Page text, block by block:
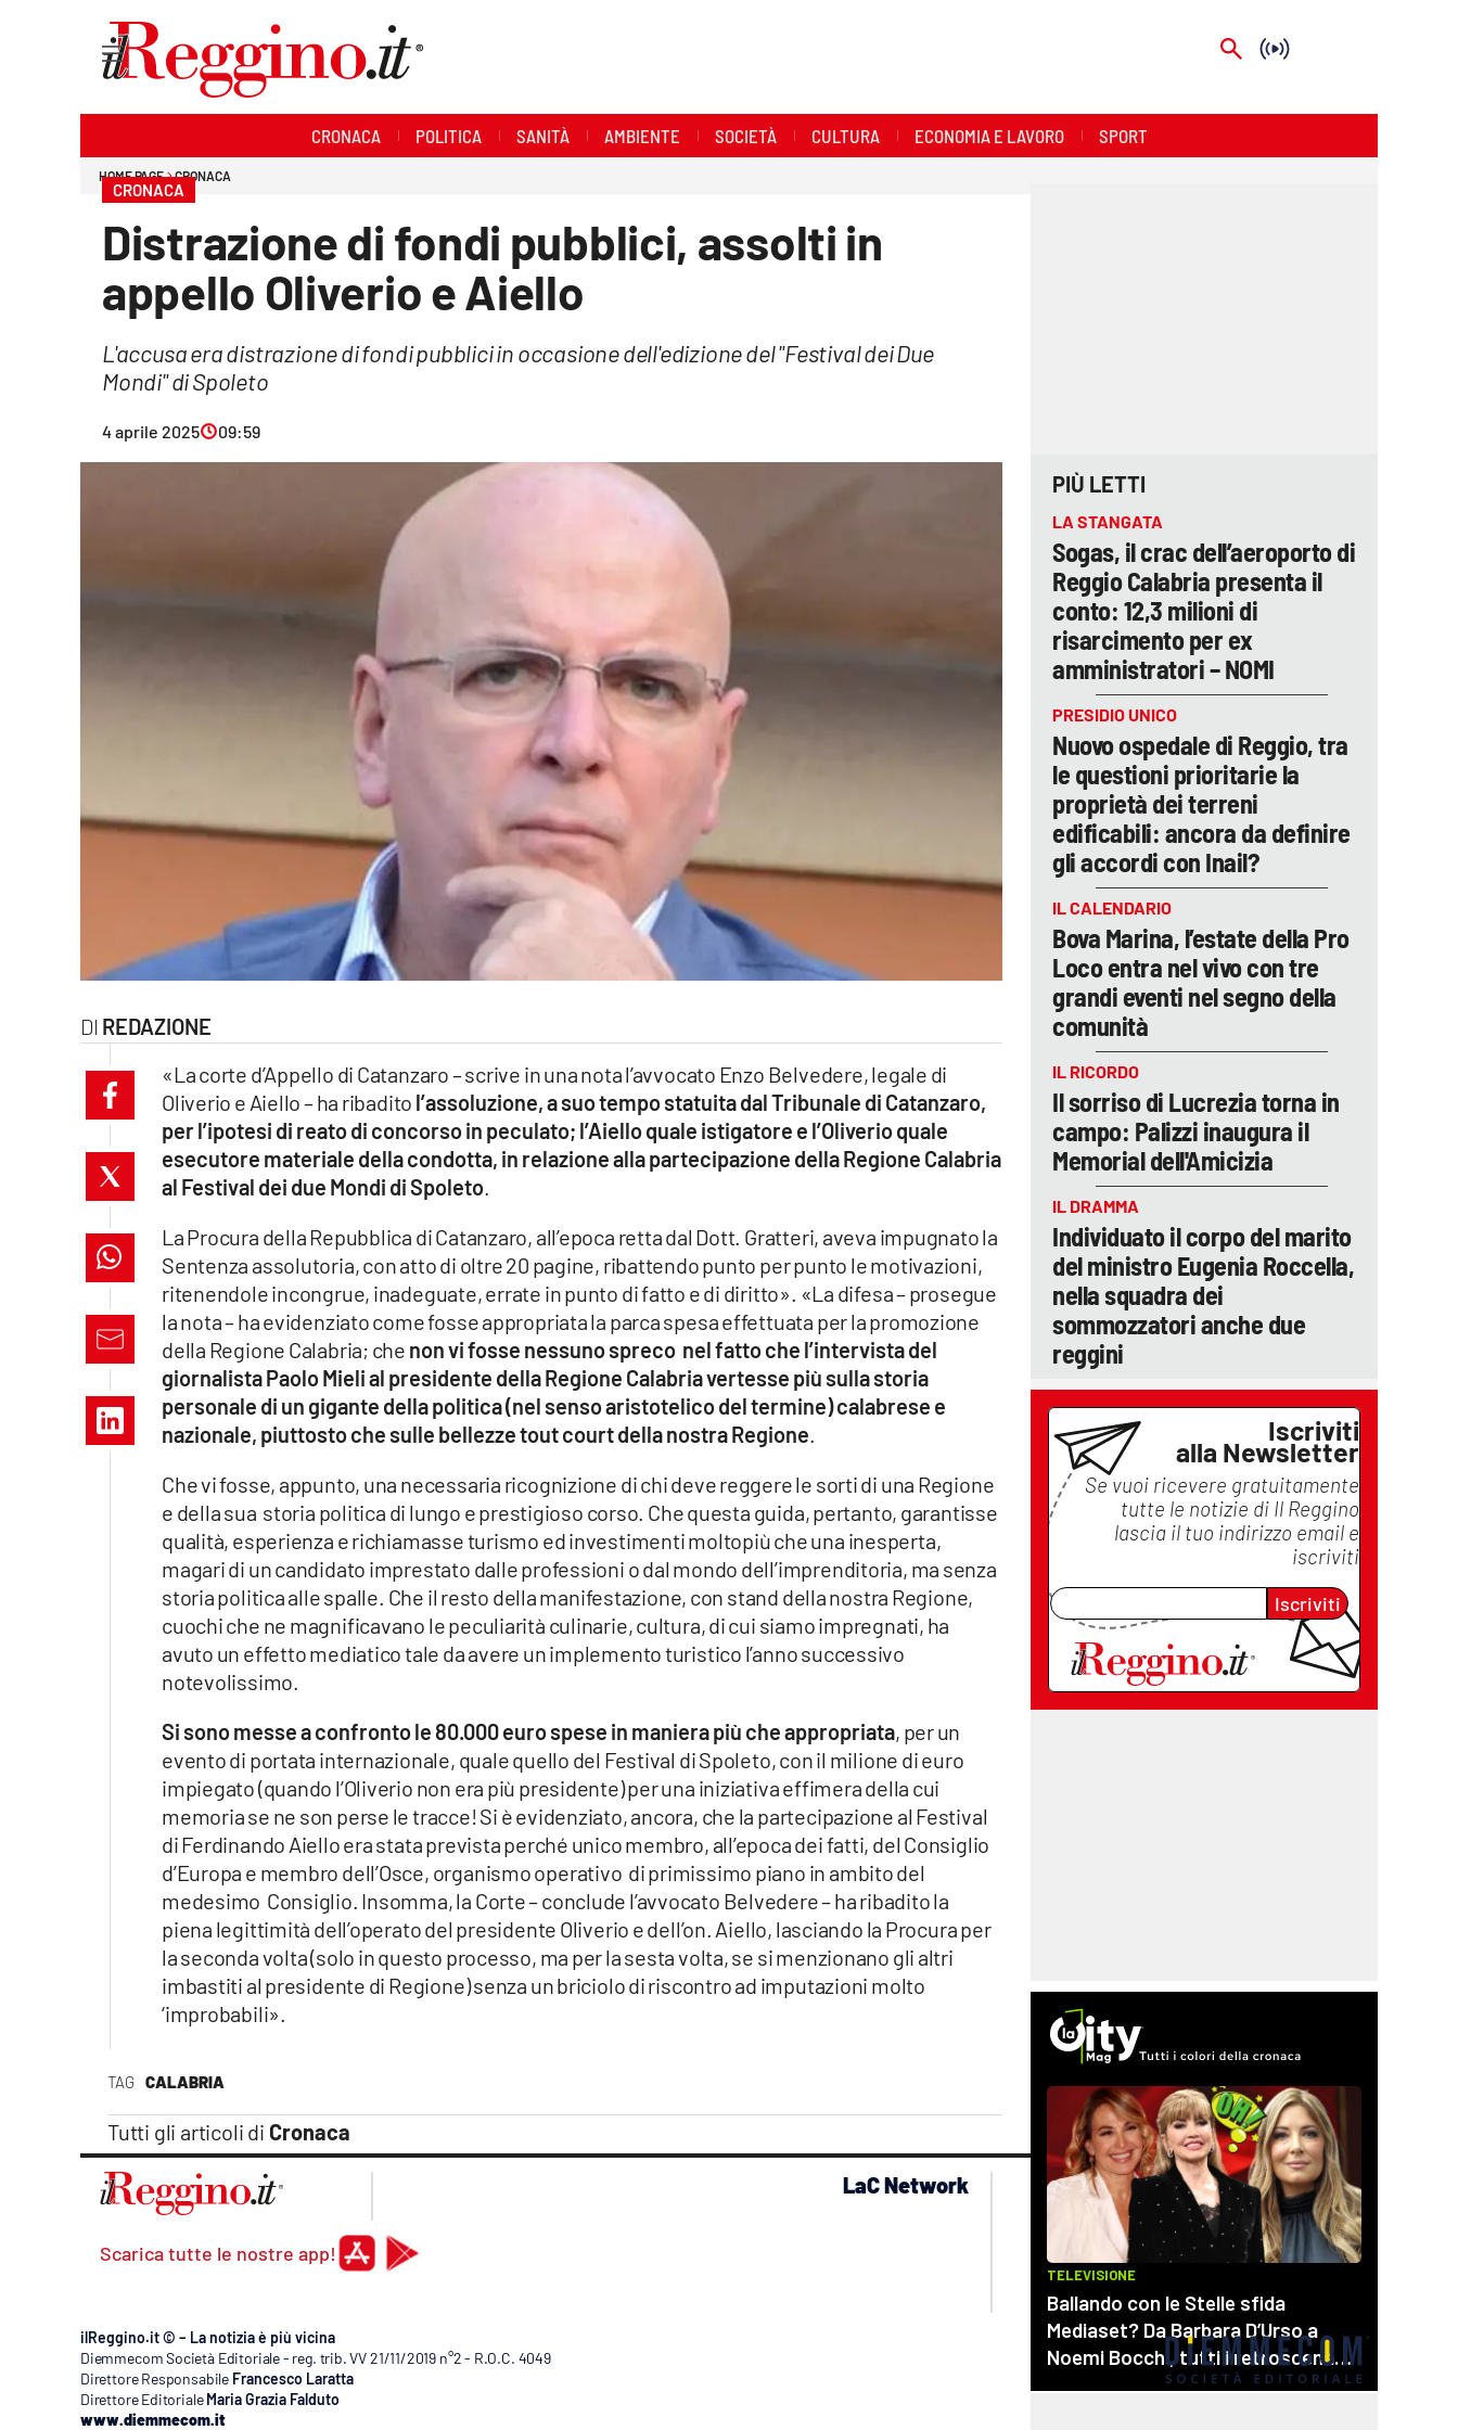
cosenzachannel.it
ilvibonese.it
catanzarochannel.it
lacapitalenews.it
Vai
CRONACA POLITICA SANITÀ AMBIENTE SOCIETÀ CULTURA ECONOMIA E LAVORO SPORT
HOME PAGE CRONACA
CRONACA
Distrazione di fondi pubblici, assolti in
appello Oliverio e Aiello
L'accusa era distrazione di fondi pubblici in occasione dell'edizione del "Festival dei Due
Mondi" di Spoleto
4 aprile 2025 09:59
REDAZIONE
TAG CALABRIA
Tutti gli articoli di Cronaca
«La corte d’Appello di Catanzaro – scrive in una nota l’avvocato Enzo Belvedere, legale di
Oliverio e Aiello – ha ribadito l’assoluzione, a suo tempo statuita dal Tribunale di Catanzaro,
per l’ipotesi di reato di concorso in peculato; l’Aiello quale istigatore e l’Oliverio quale
esecutore materiale della condotta, in relazione alla partecipazione della Regione Calabria
al Festival dei due Mondi di Spoleto.
La Procura della Repubblica di Catanzaro, all’epoca retta dal Dott. Gratteri, aveva impugnato la
Sentenza assolutoria, con atto di oltre 20 pagine, ribattendo punto per punto le motivazioni,
ritenendole incongrue, inadeguate, errate in punto di fatto e di diritto». «La difesa – prosegue
la nota – ha evidenziato come fosse appropriata la parca spesa effettuata per la promozione
della Regione Calabria; che non vi fosse nessuno spreco nel fatto che l’intervista del
giornalista Paolo Mieli al presidente della Regione Calabria vertesse più sulla storia
personale di un gigante della politica (nel senso aristotelico del termine) calabrese e
nazionale, piuttosto che sulle bellezze tout court della nostra Regione.
Che vi fosse, appunto, una necessaria ricognizione di chi deve reggere le sorti di una Regione
e della sua storia politica di lungo e prestigioso corso. Che questa guida, pertanto, garantisse
qualità, esperienza e richiamasse turismo ed investimenti moltopiù che una inesperta,
magari di un candidato imprestato dalle professioni o dal mondo dell’imprenditoria, ma senza
storia politica alle spalle. Che il resto della manifestazione, con stand della nostra Regione,
cuochi che ne magnificavano le peculiarità culinarie, cultura, di cui siamo impregnati, ha
avuto un effetto mediatico tale da avere un implemento turistico l’anno successivo
notevolissimo.
Si sono messe a confronto le 80.000 euro spese in maniera più che appropriata, per un
evento di portata internazionale, quale quello del Festival di Spoleto, con il milione di euro
impiegato (quando l’Oliverio non era più presidente) per una iniziativa effimera della cui
memoria se ne son perse le tracce! Si è evidenziato, ancora, che la partecipazione al Festival
di Ferdinando Aiello era stata prevista perché unico membro, all’epoca dei fatti, del Consiglio
d’Europa e membro dell’Osce, organismo operativo di primissimo piano in ambito del
medesimo Consiglio. Insomma, la Corte – conclude l’avvocato Belvedere – ha ribadito la
piena legittimità dell’operato del presidente Oliverio e dell’on. Aiello, lasciando la Procura per
la seconda volta (solo in questo processo, ma per la sesta volta, se si menzionano gli altri
imbastiti al presidente di Regione) senza un briciolo di riscontro ad imputazioni molto
‘improbabili».
PIÙ LETTI
LA STANGATA
Sogas, il crac dell’aeroporto di
Reggio Calabria presenta il
conto: 12,3 milioni di
risarcimento per ex
amministratori – NOMI
PRESIDIO UNICO
Nuovo ospedale di Reggio, tra
le questioni prioritarie la
proprietà dei terreni
edificabili: ancora da definire
gli accordi con Inail?
IL CALENDARIO
Bova Marina, l’estate della Pro
Loco entra nel vivo con tre
grandi eventi nel segno della
comunità
IL RICORDO
Il sorriso di Lucrezia torna in
campo: Palizzi inaugura il
Memorial dell'Amicizia
IL DRAMMA
Individuato il corpo del marito
del ministro Eugenia Roccella,
nella squadra dei
sommozzatori anche due
reggini
Iscriviti
alla Newsletter
Se vuoi ricevere gratuitamente
tutte le notizie di Il Reggino
lascia il tuo indirizzo email e
iscriviti
Iscriviti
Scarica tutte le nostre app!
LaC Network
lacplay.it
lactv.it
laconair.it
lacitymag.it
lacapitalenews.it
cosenzachannel.it
ilvibonese.it
ilReggino.it © – La notizia è più vicina
Diemmecom Società Editoriale - reg. trib. VV 21/11/2019 n°2 - R.O.C. 4049
Direttore Responsabile Francesco Laratta
Direttore Editoriale Maria Grazia Falduto
www.diemmecom.it